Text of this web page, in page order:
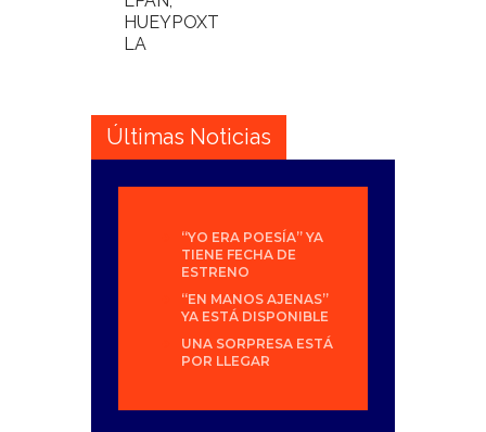
HUEYPOXT
LA
Últimas Noticias
“YO ERA POESÍA” YA
TIENE FECHA DE
ESTRENO
“EN MANOS AJENAS”
YA ESTÁ DISPONIBLE
UNA SORPRESA ESTÁ
POR LLEGAR